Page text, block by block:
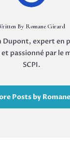
By Romane Girard
Dupont, expert en
passionné par le
SCPI.
Posts by Romane